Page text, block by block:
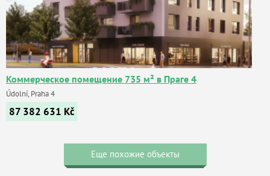
Коммерческое помещение 735 м² в Праге 4
Údolní, Praha 4
87 382 631 Kč
Еще похожие объекты